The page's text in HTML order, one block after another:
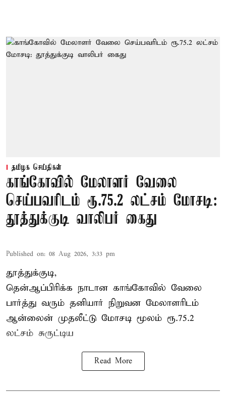
தமிழக செய்திகள்
காங்கோவில் மேலாளர் வேலை
செய்பவரிடம் ரூ.75.2 லட்சம் மோசடி:
தூத்துக்குடி வாலிபர் கைது
Published on: 08 Aug 2026, 3:33 pm
தூத்துக்குடி,
தென்ஆப்பிரிக்க நாடான காங்கோவில் வேலை
பார்த்து வரும் தனியார் நிறுவன மேலாளரிடம்
ஆன்லைன் முதலீட்டு மோசடி மூலம் ரூ.75.2
லட்சம் சுருட்டிய
Read More